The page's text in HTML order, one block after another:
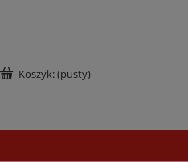
Koszyk:(pusty)